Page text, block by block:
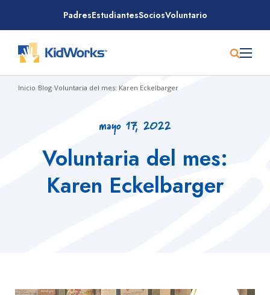
contenido
PadresEstudiantesSociosVoluntario
Inicio/Blog/Voluntaria del mes: Karen Eckelbarger
mayo 17, 2022
Voluntaria del mes:
Karen Eckelbarger